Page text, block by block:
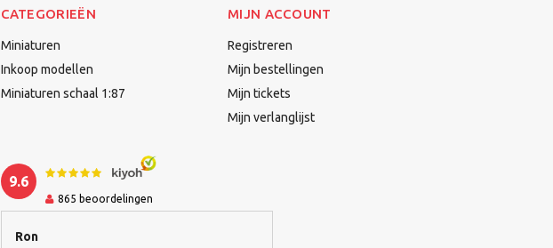
CATEGORIEËN
Miniaturen
Inkoop modellen
Miniaturen schaal 1:87
MIJN ACCOUNT
Registreren
Mijn bestellingen
Mijn tickets
Mijn verlanglijst
9.6
865 beoordelingen
Ron